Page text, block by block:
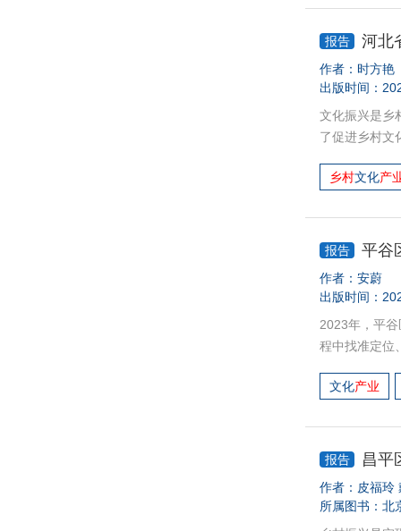
动，打造主题
条件的乡村探
报告 河北
作者： 时方艳
出版时间：
文化振兴是乡
了促进乡村文
乡村文化产
开发力度不足
等。最后有针
乡村文化产
报告 平谷区
作者：安蔚
出版时间：
2023年，平
程中找准定位
效。平谷区
展路径。未来
提升工程，引
文化产业
报告 昌平
作者：皮福玲
所属图书：北